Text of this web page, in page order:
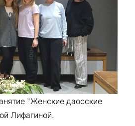
"Женские даосские
Лифагиной.